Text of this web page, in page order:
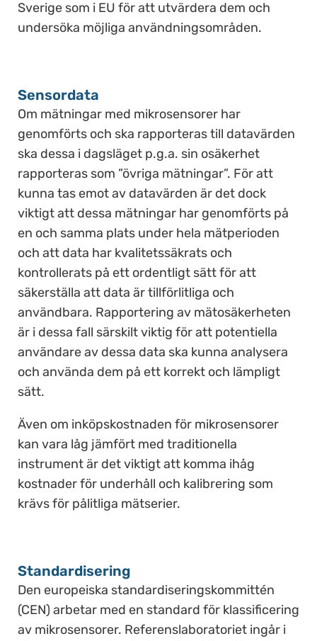
Sverige som i EU för att utvärdera dem och
undersöka möjliga användningsområden.
Sensordata
Om mätningar med mikrosensorer har
genomförts och ska rapporteras till datavärden
ska dessa i dagsläget p.g.a. sin osäkerhet
rapporteras som ”övriga mätningar”. För att
kunna tas emot av datavärden är det dock
viktigt att dessa mätningar har genomförts på
en och samma plats under hela mätperioden
och att data har kvalitetssäkrats och
kontrollerats på ett ordentligt sätt för att
säkerställa att data är tillförlitliga och
användbara. Rapportering av mätosäkerheten
är i dessa fall särskilt viktig för att potentiella
användare av dessa data ska kunna analysera
och använda dem på ett korrekt och lämpligt
sätt.
Även om inköpskostnaden för mikrosensorer
kan vara låg jämfört med traditionella
instrument är det viktigt att komma ihåg
kostnader för underhåll och kalibrering som
krävs för pålitliga mätserier.
Standardisering
Den europeiska standardiseringskommittén
(CEN) arbetar med en standard för klassificering
av mikrosensorer. Referenslaboratoriet ingår i